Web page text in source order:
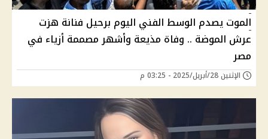
الموت يصدم الوسط الفني اليوم برحيل فنانة هزت
عرش الموضة .. وفاة مذيعة وأشهر مصممة أزياء في
مصر
الإثنين 28/أبريل/2025 - 03:25 م